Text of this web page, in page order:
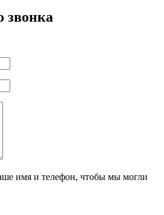
звонка
имя и телефон, чтобы мы могли